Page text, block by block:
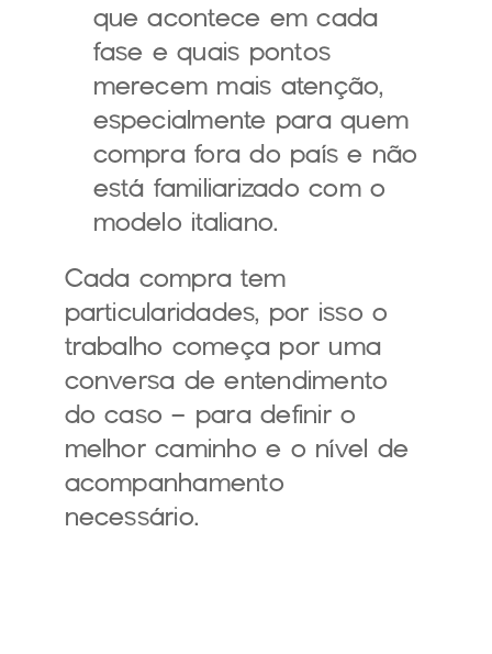
que acontece em cada
fase e quais pontos
merecem mais atenção,
especialmente para quem
compra fora do país e não
está familiarizado com o
modelo italiano.
Cada compra tem
particularidades, por isso o
trabalho começa por uma
conversa de entendimento
do caso — para definir o
melhor caminho e o nível de
acompanhamento
necessário.